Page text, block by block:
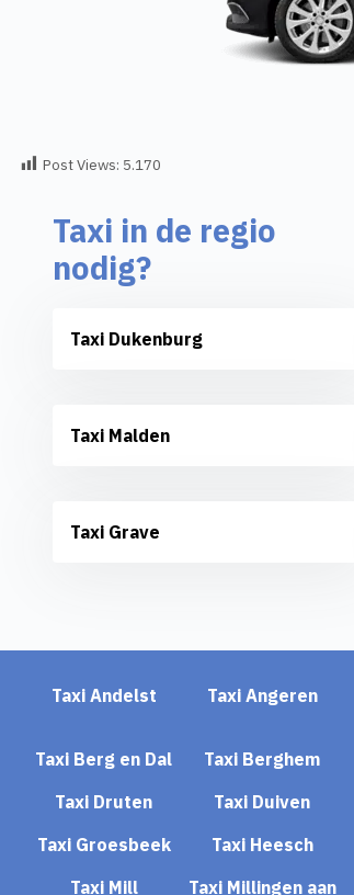
Taxi in de regio
nodig?
Taxi Dukenburg
Taxi Malden
Taxi Grave
Post Views: 5.170
Taxi Andelst Taxi Angeren
Taxi Berg en Dal
Taxi Berghem
Taxi Druten
Taxi Duiven
Taxi Groesbeek
Taxi Heesch
Taxi Mill
Taxi Millingen aan